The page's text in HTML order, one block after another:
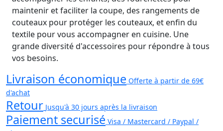
maintenir et faciliter la coupe, des rangements de
couteaux pour protéger les couteaux, et enfin du
textile pour vous accompagner en cuisine. Une
grande diversité d'accessoires pour répondre à tous
vos besoins.
Livraison économique Offerte à partir de 69€
d'achat
Retour Jusqu'à 30 jours après la livraison
Paiement securisé Visa / Mastercard / Paypal /